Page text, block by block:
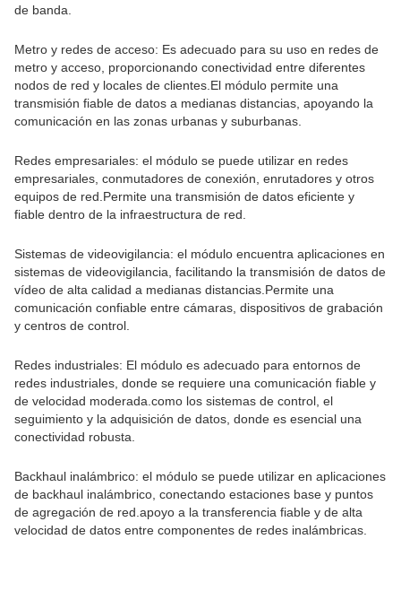
de banda.
Metro y redes de acceso: Es adecuado para su uso en redes de
metro y acceso, proporcionando conectividad entre diferentes
nodos de red y locales de clientes.El módulo permite una
transmisión fiable de datos a medianas distancias, apoyando la
comunicación en las zonas urbanas y suburbanas.
Redes empresariales: el módulo se puede utilizar en redes
empresariales, conmutadores de conexión, enrutadores y otros
equipos de red.Permite una transmisión de datos eficiente y
fiable dentro de la infraestructura de red.
Sistemas de videovigilancia: el módulo encuentra aplicaciones en
sistemas de videovigilancia, facilitando la transmisión de datos de
vídeo de alta calidad a medianas distancias.Permite una
comunicación confiable entre cámaras, dispositivos de grabación
y centros de control.
Redes industriales: El módulo es adecuado para entornos de
redes industriales, donde se requiere una comunicación fiable y
de velocidad moderada.como los sistemas de control, el
seguimiento y la adquisición de datos, donde es esencial una
conectividad robusta.
Backhaul inalámbrico: el módulo se puede utilizar en aplicaciones
de backhaul inalámbrico, conectando estaciones base y puntos
de agregación de red.apoyo a la transferencia fiable y de alta
velocidad de datos entre componentes de redes inalámbricas.